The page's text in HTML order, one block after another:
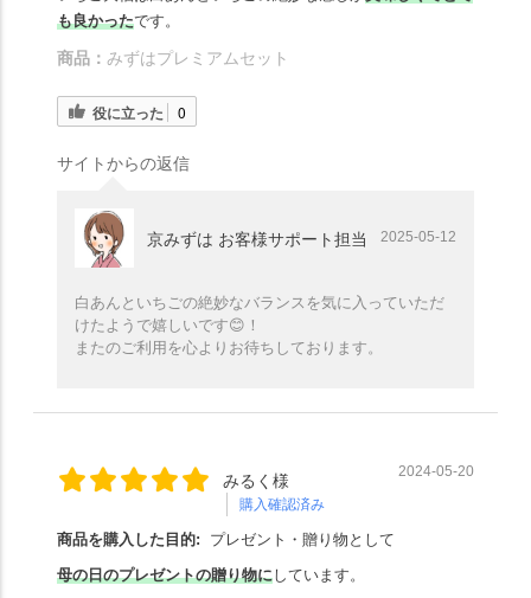
も良かったです。
商品： みずはプレミアムセット
役に立った 0
サイトからの返信
京みずは お客様サポート担当 2025-05-12
白あんといちごの絶妙なバランスを気に入っていただ
けたようで嬉しいです😊！
またのご利用を心よりお待ちしております。
みるく様
購入確認済み
2024-05-20
商品を購入した目的:
プレゼント・贈り物として
母の日のプレゼントの贈り物にしています。